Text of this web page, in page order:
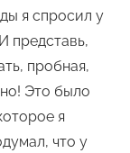
я спросил у
представь,
пробная,
Это было
я
что у